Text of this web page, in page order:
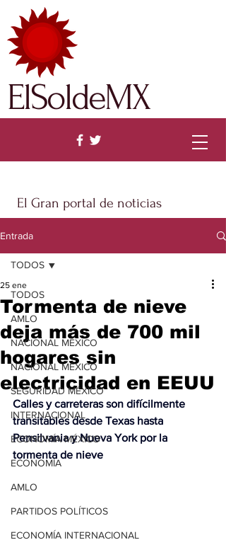
El Gran portal de noticias
ElSoldeMX
Entrada
TODOS
AMLO
NACIONAL MÉXICO
NACIONAL MÉXICO
SEGURIDAD MÉXICO
INTERNACIONAL
ECONOMÍA MÉXICO
ECONOMÍA
AMLO
PARTIDOS POLÍTICOS
ECONOMÍA INTERNACIONAL
TODOS
Tormenta de nieve
deja más de 700 mil
hogares sin
electricidad en EEUU
25 ene
Calles y carreteras son difícilmente
transitables desde Texas hasta
Pensilvania y Nueva York por la
tormenta de nieve